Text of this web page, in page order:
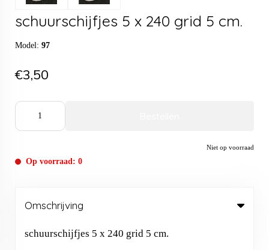
schuurschijfjes 5 x 240 grid 5 cm.
Model: 97
€3,50
Niet op voorraad
Op voorraad: 0
Omschrijving
schuurschijfjes 5 x 240 grid 5 cm.